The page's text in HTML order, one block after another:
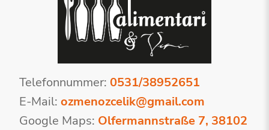
Telefonnummer: 0531/38952651
E-Mail: ozmenozcelik@gmail.com
Google Maps: Olfermannstraße 7, 38102